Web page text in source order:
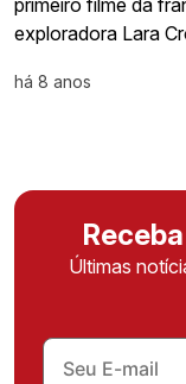
exploradora Lara
há 8 anos
Últimas